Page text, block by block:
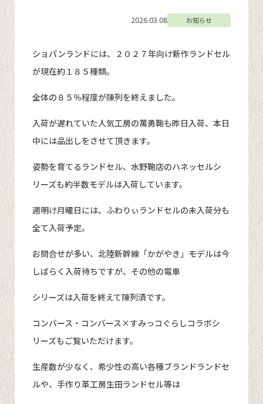
2026.03.08 お知らせ
ショパンランドには、２０２７年向け新作ランドセル
が現在約１８５種類。
全体の８５％程度が陳列を終えました。
入荷が遅れていた人気工房の萬勇鞄も昨日入荷、本日
中には品出しをさせて頂きます。
姿勢を育てるランドセル、水野鞄店のハネッセルシ
リーズも約半数モデルは入荷しています。
週明け月曜日には、ふわりぃランドセルの未入荷分も
全て入荷予定。
お問合せが多い、北陸新幹線「かがやき」モデルは今
しばらく入荷待ちですが、その他の電車
シリーズは入荷を終えて陳列済です。
コンバース・コンバース×すみっコぐらしコラボシ
リーズもご覧いただけます。
生産数が少なく、希少性の高い各種ブランドランドセ
ルや、手作り革工房生田ランドセル等は